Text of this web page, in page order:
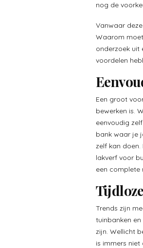
nog de
Vanwaar
Waarom
onderzoek uit
voordelen
Een groot
bewerken is.
eenvoudig
bank waar je
zelf kan doen.
lakverf voor
een complete
Trends zijn
tuinbanken
zijn. Wellicht
is immers